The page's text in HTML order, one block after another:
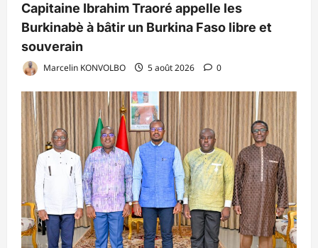
Capitaine Ibrahim Traoré appelle les
Burkinabè à bâtir un Burkina Faso libre et
souverain
Marcelin KONVOLBO 5 août 2026 0